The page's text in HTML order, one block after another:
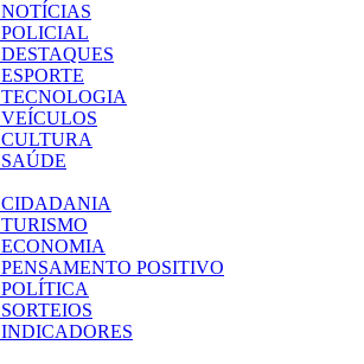
NOTÍCIAS
POLICIAL
DESTAQUES
ESPORTE
TECNOLOGIA
VEÍCULOS
CULTURA
SAÚDE
CIDADANIA
TURISMO
ECONOMIA
PENSAMENTO POSITIVO
POLÍTICA
SORTEIOS
INDICADORES